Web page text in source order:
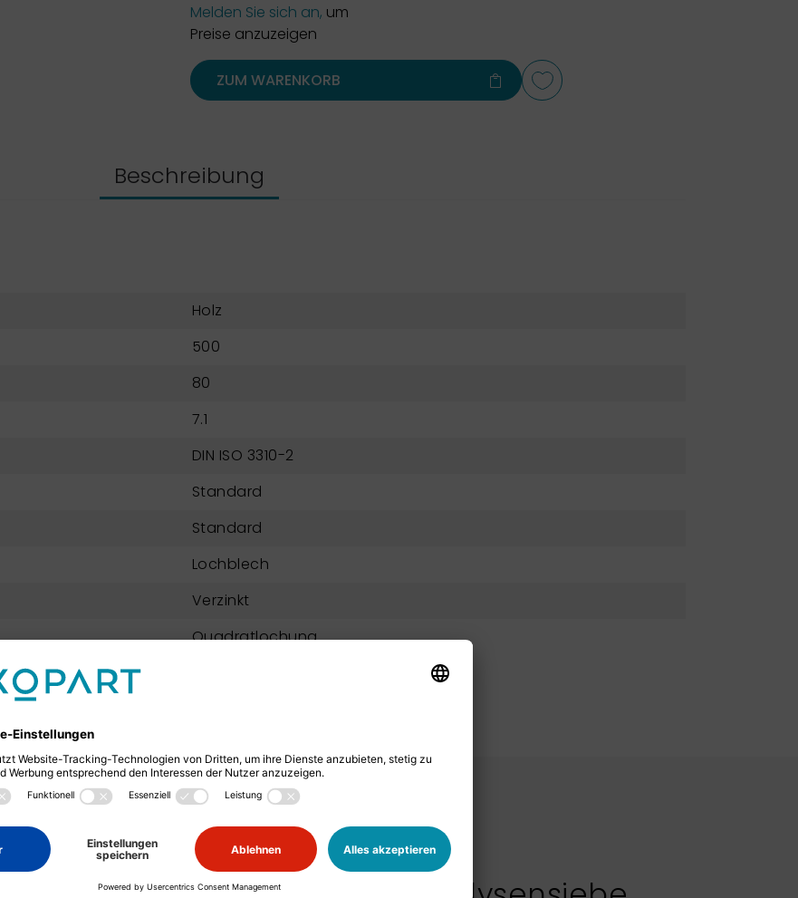
Melden Sie sich an, um
Preise anzuzeigen
ZUM WARENKORB
Beschreibung
Holz
500
80
7.1
DIN ISO 3310-2
Standard
Standard
Lochblech
Verzinkt
Quadratlochung